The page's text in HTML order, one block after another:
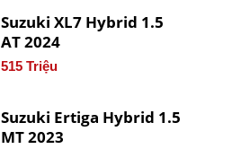
Suzuki XL7 Hybrid 1.5
AT 2024
515 Triệu
Suzuki Ertiga Hybrid 1.5
MT 2023